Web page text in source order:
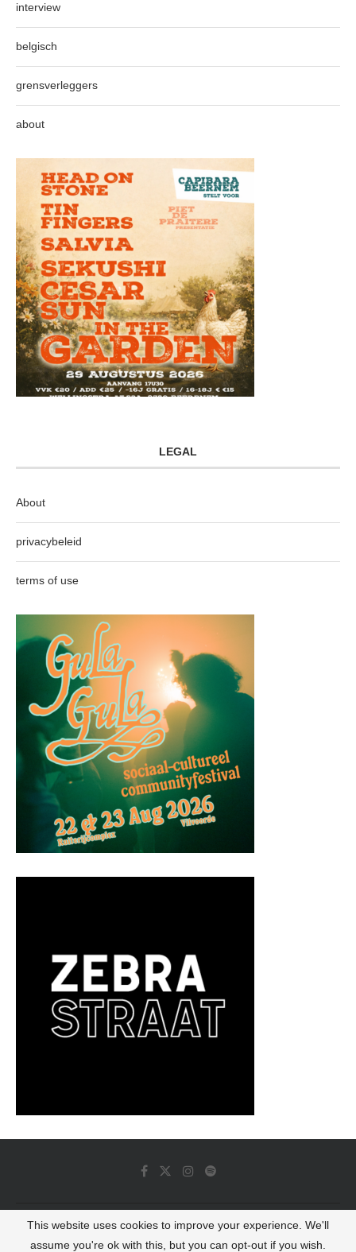
interview
belgisch
grensverleggers
about
LEGAL
About
privacybeleid
terms of use
© 2022 - Luminous Dash All Rights Reserved
This website uses cookies to improve your experience. We'll
assume you're ok with this, but you can opt-out if you wish.